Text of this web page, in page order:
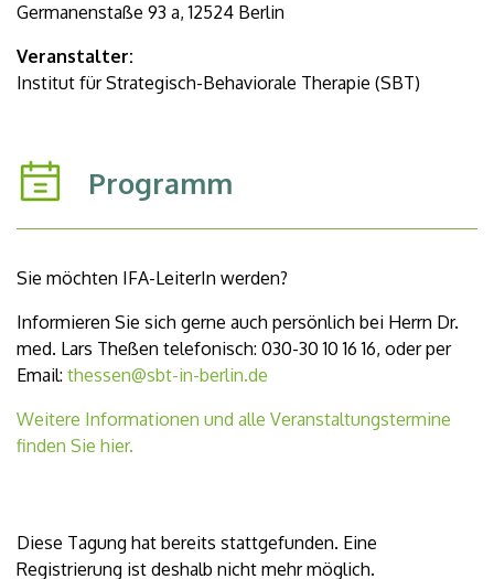
Germanenstaße 93 a, 12524 Berlin
Veranstalter:
Institut für Strategisch-Behaviorale Therapie (SBT)
Programm
Sie möchten IFA-LeiterIn werden?
Informieren Sie sich gerne auch persönlich bei Herrn Dr.
med. Lars Theßen telefonisch: 030-30 10 16 16, oder per
Email: thessen@sbt-in-berlin.de
Weitere Informationen und alle Veranstaltungstermine
finden Sie hier.
Diese Tagung hat bereits stattgefunden. Eine
Registrierung ist deshalb nicht mehr möglich.